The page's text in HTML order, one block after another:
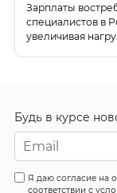
Зарплаты
специалистов в
увеличивая
Будь в курсе
Я даю согласие на
соответствии с